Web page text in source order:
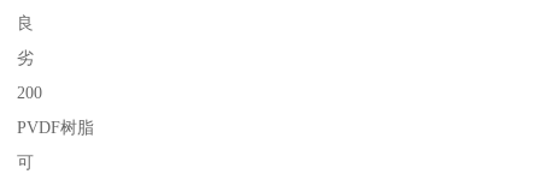
良
劣
200
PVDF树脂
可